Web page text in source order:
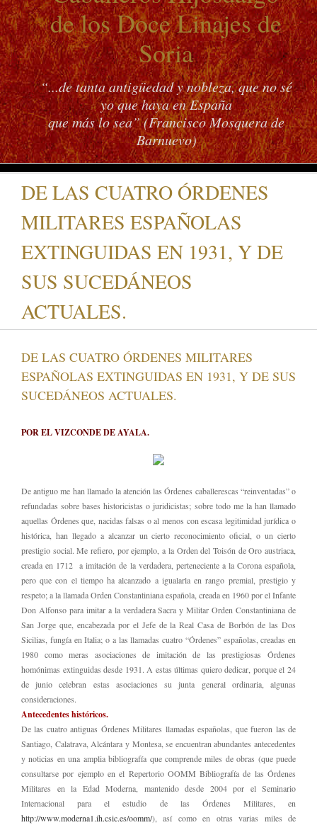
de los Doce Linajes de
Soria
“...de tanta antigüedad y nobleza, que no sé
yo que haya en España
que más lo sea” (Francisco Mosquera de
Barnuevo)
DE LAS CUATRO ÓRDENES
MILITARES ESPAÑOLAS
EXTINGUIDAS EN 1931, Y DE
SUS SUCEDÁNEOS
ACTUALES.
DE LAS CUATRO ÓRDENES MILITARES
ESPAÑOLAS EXTINGUIDAS EN 1931, Y DE SUS
SUCEDÁNEOS ACTUALES.
POR EL VIZCONDE DE AYALA.
De antiguo me han llamado la atención las Órdenes caballerescas “reinventadas” o
refundadas sobre bases historicistas o juridicistas; sobre todo me la han llamado
aquellas Órdenes que, nacidas falsas o al menos con escasa legitimidad jurídica o
histórica, han llegado a alcanzar un cierto reconocimiento oficial, o un cierto
prestigio social. Me refiero, por ejemplo, a la Orden del Toisón de Oro austriaca,
creada en 1712 a imitación de la verdadera, perteneciente a la Corona española,
pero que con el tiempo ha alcanzado a igualarla en rango premial, prestigio y
respeto; a la llamada Orden Constantiniana española, creada en 1960 por el Infante
Don Alfonso para imitar a la verdadera Sacra y Militar Orden Constantiniana de
San Jorge que, encabezada por el Jefe de la Real Casa de Borbón de las Dos
Sicilias, fungía en Italia; o a las llamadas cuatro “Órdenes” españolas, creadas en
1980 como meras asociaciones de imitación de las prestigiosas Órdenes
homónimas extinguidas desde 1931. A estas últimas quiero dedicar, porque el 24
de junio celebran estas asociaciones su junta general ordinaria, algunas
consideraciones.
Antecedentes históricos.
De las cuatro antiguas Órdenes Militares llamadas españolas, que fueron las de
Santiago, Calatrava, Alcántara y Montesa, se encuentran abundantes antecedentes
y noticias en una amplia bibliografía que comprende miles de obras (que puede
consultarse por ejemplo en el Repertorio OOMM Bibliografía de las Órdenes
Militares en la Edad Moderna, mantenido desde 2004 por el Seminario
Internacional para el estudio de las Órdenes Militares, en
http://www.moderna1.ih.csic.es/oomm/), así como en otras varias miles de